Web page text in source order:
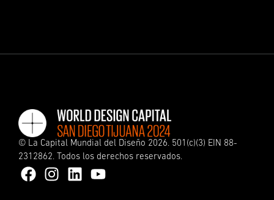
© La Capital Mundial del Diseño 2026. 501(c)(3) EIN 88-
2312862. Todos los derechos reservados.